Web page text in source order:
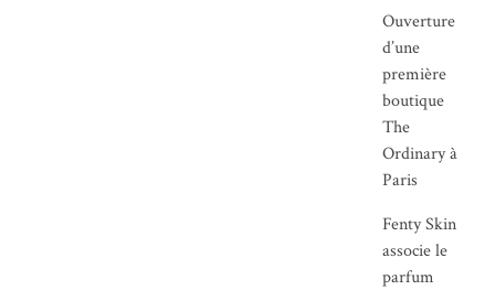
Ouverture
d’une
première
boutique
The
Ordinary à
Paris
Fenty Skin
associe le
parfum